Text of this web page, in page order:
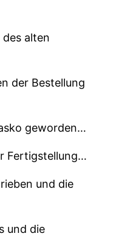
alten
der Bestellung
geworden…
Fertigstellung…
und die
und die